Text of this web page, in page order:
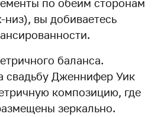
по обеим сторонам
низ), вы добиваетесь
баланса.
свадьбу Дженнифер Уик
композицию, где
зеркально.